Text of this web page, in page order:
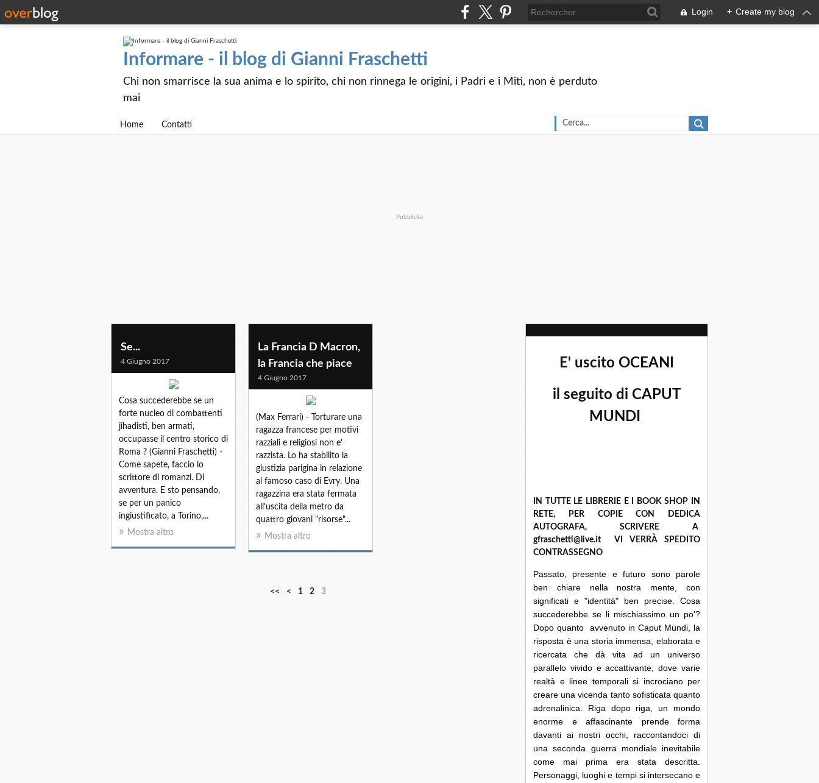
Login + Create my blog
Informare - il blog di Gianni Fraschetti
Chi non smarrisce la sua anima e lo spirito, chi non rinnega le origini, i Padri e i Miti, non è perduto
mai
Home Contatti
Pubblicità
Se...
4 Giugno 2017
Cosa succederebbe se un
forte nucleo di combattenti
jihadisti, ben armati,
occupasse il centro storico di
Roma ? (Gianni Fraschetti) -
Come sapete, faccio lo
scrittore di romanzi. Di
avventura. E sto pensando,
se per un panico
ingiustificato, a Torino,...
Mostra altro
La Francia D Macron,
la Francia che piace
4 Giugno 2017
(Max Ferrari) - Torturare una
ragazza francese per motivi
razziali e religiosi non e'
razzista. Lo ha stabilito la
giustizia parigina in relazione
al famoso caso di Evry. Una
ragazzina era stata fermata
all'uscita della metro da
quattro giovani "risorse"...
Mostra altro
<< < 1 2 3
E' uscito OCEANI
il seguito di CAPUT
MUNDI
IN TUTTE LE LIBRERIE E I BOOK SHOP IN
RETE, PER COPIE CON DEDICA
AUTOGRAFA, SCRIVERE A
gfraschetti@live.it VI VERRÀ SPEDITO
CONTRASSEGNO
Passato, presente e futuro sono parole
ben chiare nella nostra mente, con
significati e "identità" ben precise. Cosa
succederebbe se li mischiassimo un po'?
Dopo quanto avvenuto in Caput Mundi, la
risposta è una storia immensa, elaborata e
ricercata che dà vita ad un universo
parallelo vivido e accattivante, dove varie
realtà e linee temporali si incrociano per
creare una vicenda tanto sofisticata quanto
adrenalinica. Riga dopo riga, un mondo
enorme e affascinante prende forma
davanti ai nostri occhi, raccontandoci di
una seconda guerra mondiale inevitabile
come mai prima era stata descritta.
Personaggi, luoghi e tempi si intersecano e